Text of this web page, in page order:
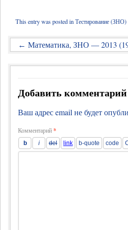
This entry was posted inТестирование (ЗНО)
← Математика, ЗНО — 2013
Добавить комментарий
Ваш адрес email не будет
Комментарий*